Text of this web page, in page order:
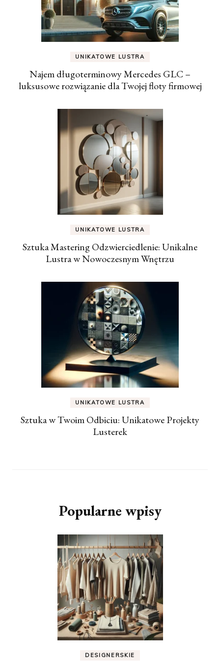
UNIKATOWE LUSTRA
Najem długoterminowy Mercedes GLC –
luksusowe rozwiązanie dla Twojej floty firmowej
UNIKATOWE LUSTRA
Sztuka Mastering Odzwierciedlenie: Unikalne
Lustra w Nowoczesnym Wnętrzu
UNIKATOWE LUSTRA
Sztuka w Twoim Odbiciu: Unikatowe Projekty
Lusterek
Popularne wpisy
DESIGNERSKIE